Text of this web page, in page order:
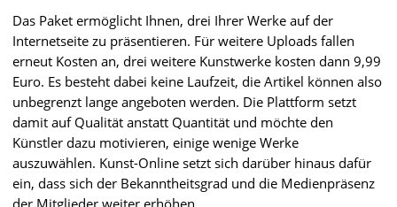
Das Paket ermöglicht Ihnen, drei Ihrer Werke auf der
Internetseite zu präsentieren. Für weitere Uploads fallen
erneut Kosten an, drei weitere Kunstwerke kosten dann 9,99
Euro. Es besteht dabei keine Laufzeit, die Artikel können also
unbegrenzt lange angeboten werden. Die Plattform setzt
damit auf Qualität anstatt Quantität und möchte den
Künstler dazu motivieren, einige wenige Werke
auszuwählen. Kunst-Online setzt sich darüber hinaus dafür
ein, dass sich der Bekanntheitsgrad und die Medienpräsenz